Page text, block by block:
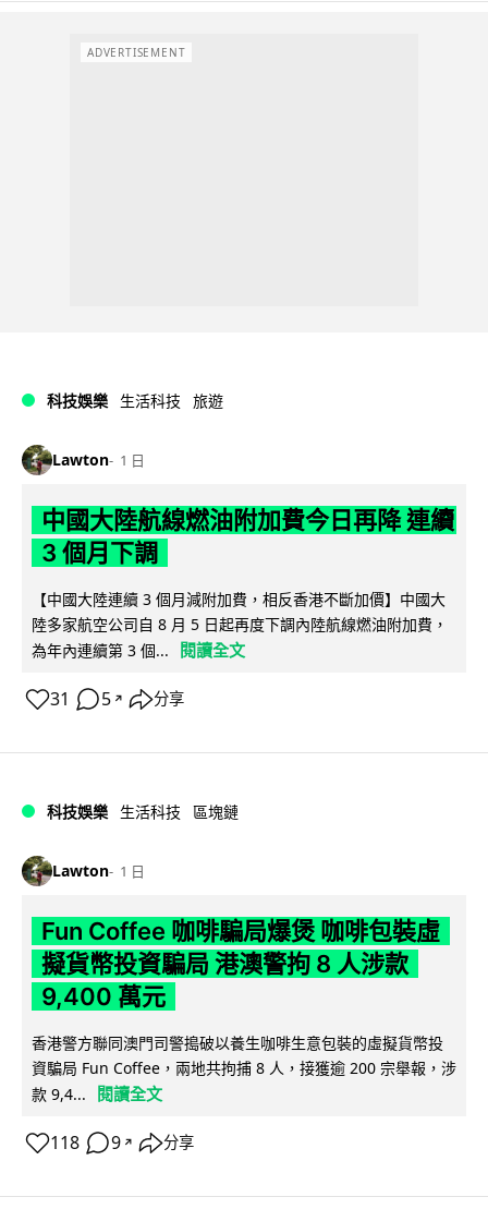
ADVERTISEMENT
科技娛樂 生活科技 旅遊
Lawton 1 日
中國大陸航線燃油附加費今日再降 連續
3 個月下調
【中國大陸連續 3 個月減附加費，相反香港不斷加價】中國大
陸多家航空公司自 8 月 5 日起再度下調內陸航線燃油附加費，
為年內連續第 3 個...
閱讀全文
31 5 ↗ 分享
科技娛樂 生活科技 區塊鏈
Lawton 1 日
Fun Coffee 咖啡騙局爆煲 咖啡包裝虛
擬貨幣投資騙局 港澳警拘 8 人涉款
9,400 萬元
香港警方聯同澳門司警搗破以養生咖啡生意包裝的虛擬貨幣投
資騙局 Fun Coffee，兩地共拘捕 8 人，接獲逾 200 宗舉報，涉
款 9,4...
閱讀全文
118 9 ↗ 分享